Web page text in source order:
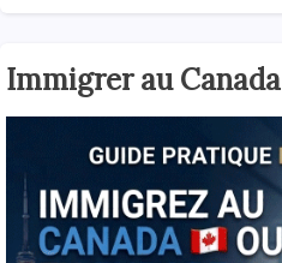
Immigrer au Canada